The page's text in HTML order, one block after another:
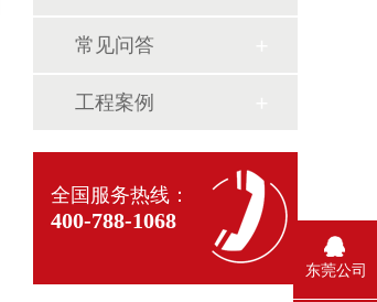
常见问答
工程案例
全国服务热线：
400-788-1068
东莞公司